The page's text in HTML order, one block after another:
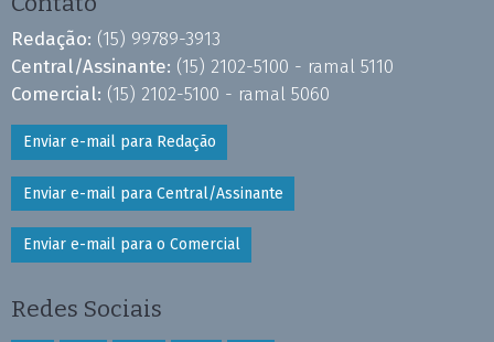
Redação: (15) 99789-3913
Central/Assinante: (15) 2102-5100 - ramal 5110
Comercial: (15) 2102-5100 - ramal 5060
Enviar e-mail para Redação
Enviar e-mail para Central/Assinante
Enviar e-mail para o Comercial
Redes Sociais